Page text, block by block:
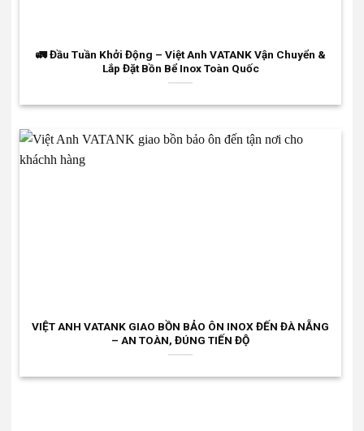
🚛 Đầu Tuần Khởi Động – Việt Anh VATANK Vận Chuyển &
Lắp Đặt Bồn Bể Inox Toàn Quốc
VIỆT ANH VATANK GIAO BỒN BẢO ÔN INOX ĐẾN ĐÀ NẴNG
– AN TOÀN, ĐÚNG TIẾN ĐỘ